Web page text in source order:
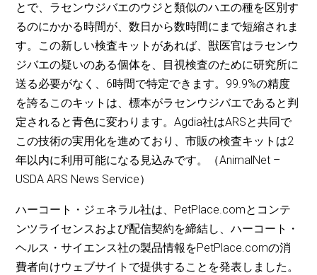
とで、ラセンウジバエのウジと類似のハエの種を区別す
るのにかかる時間が、数日から数時間にまで短縮されま
す。この新しい検査キットがあれば、獣医官はラセンウ
ジバエの疑いのある個体を、目視検査のために研究所に
送る必要がなく、6時間で特定できます。99.9%の精度
を誇るこのキットは、標本がラセンウジバエであると判
定されると青色に変わります。Agdia社はARSと共同で
この技術の実用化を進めており、市販の検査キットは2
年以内に利用可能になる見込みです。（AnimalNet –
USDA ARS News Service）
ハーコート・ジェネラル社は、PetPlace.comとコンテ
ンツライセンスおよび配信契約を締結し、ハーコート・
ヘルス・サイエンス社の製品情報をPetPlace.comの消
費者向けウェブサイトで提供することを発表しました。